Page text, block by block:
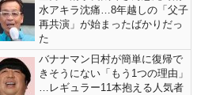
水アキラ沈痛…8年越しの「父子
再共演」が始まったばかりだっ
た
バナナマン日村が簡単に復帰で
きそうにない「もう1つの理由」
…レギュラー11本抱える人気者